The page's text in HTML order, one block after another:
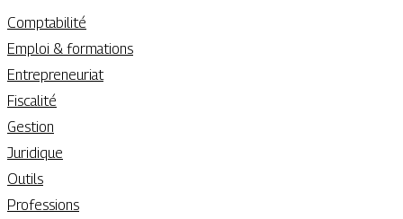
Comptabilité
Emploi & formations
Entrepreneuriat
Fiscalité
Gestion
Juridique
Outils
Professions